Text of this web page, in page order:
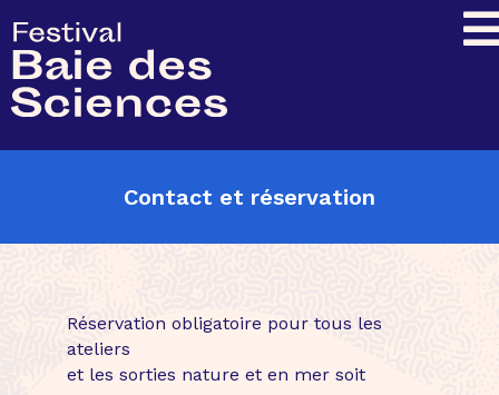
Contact et réservation
Réservation obligatoire pour tous les
ateliers
et les sorties nature et en mer soit